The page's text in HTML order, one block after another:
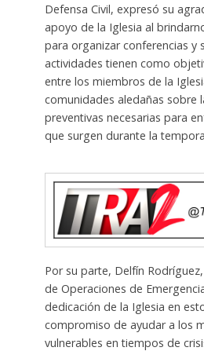
Defensa Civil, expresó su
apoyo de la Iglesia al
para organizar conferencias y
actividades tienen como
entre los miembros de la
comunidades aledañas sobre
preventivas necesarias para
que surgen durante la
Por su parte, Delfín
de Operaciones de
dedicación de la Iglesia en
compromiso de ayudar a los
vulnerables en tiempos de